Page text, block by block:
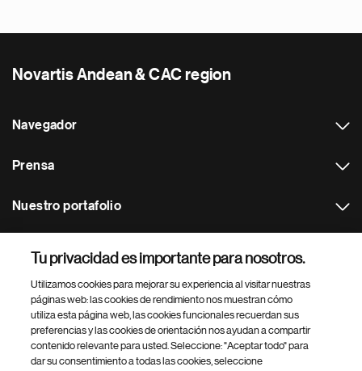
Novartis Andean & CAC region
Navegador
Prensa
Nuestro portafolio
Footer Site Search
Tu privacidad es importante para nosotros.
Utilizamos cookies para mejorar su experiencia al visitar nuestras
páginas web: las cookies de rendimiento nos muestran cómo
utiliza esta página web, las cookies funcionales recuerdan sus
preferencias y las cookies de orientación nos ayudan a compartir
contenido relevante para usted. Seleccione: "Aceptar todo" para
dar su consentimiento a todas las cookies, seleccione